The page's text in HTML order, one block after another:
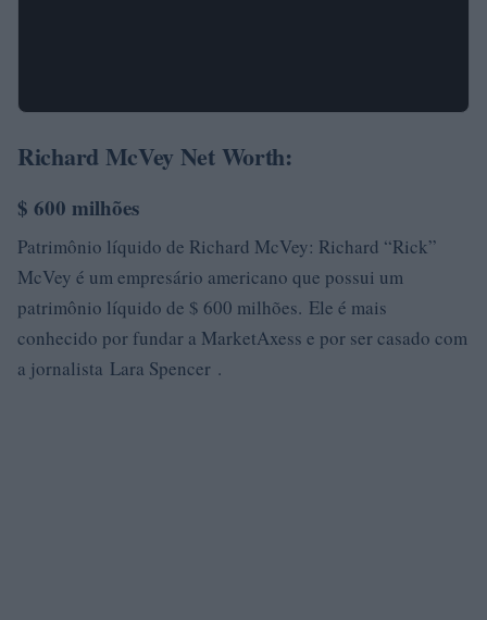
Richard McVey Net Worth:
$ 600 milhões
Patrimônio líquido de Richard McVey: Richard “Rick”
McVey é um empresário americano que possui um
patrimônio líquido de $ 600 milhões. Ele é mais
conhecido por fundar a MarketAxess e por ser casado com
a jornalista Lara Spencer .